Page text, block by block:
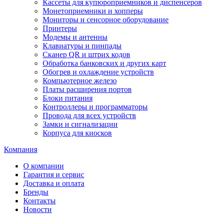
Кассеты для купюроприемников и диспенсеров
Монетоприемники и хопперы
Мониторы и сенсорное оборудование
Принтеры
Модемы и антенны
Клавиатуры и пинпады
Сканер QR и штрих кодов
Обработка банковских и других карт
Обогрев и охлаждение устройств
Компьютерное железо
Платы расширения портов
Блоки питания
Контроллеры и программаторы
Провода для всех устройств
Замки и сигнализации
Корпуса для киосков
Компания
О компании
Гарантия и сервис
Доставка и оплата
Бренды
Контакты
Новости